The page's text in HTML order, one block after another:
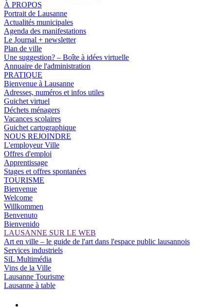
À PROPOS
Portrait de Lausanne
Actualités municipales
Agenda des manifestations
Le Journal + newsletter
Plan de ville
Une suggestion? – Boîte à idées virtuelle
Annuaire de l'administration
PRATIQUE
Bienvenue à Lausanne
Adresses, numéros et infos utiles
Guichet virtuel
Déchets ménagers
Vacances scolaires
Guichet cartographique
NOUS REJOINDRE
L'employeur Ville
Offres d'emploi
Apprentissage
Stages et offres spontanées
TOURISME
Bienvenue
Welcome
Willkommen
Benvenuto
Bienvenido
LAUSANNE SUR LE WEB
Art en ville – le guide de l'art dans l'espace public lausannois
Services industriels
SiL Multimédia
Vins de la Ville
Lausanne Tourisme
Lausanne à table